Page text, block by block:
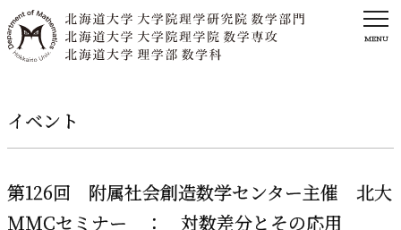
MENU
イベント
第126回 附属社会創造数学センター主催
北大
MMCセミナー ： 対数差分とその応用